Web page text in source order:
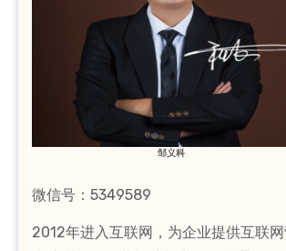
邹义科
微信号：5349589
2012年进入互联网，为企业提供互联